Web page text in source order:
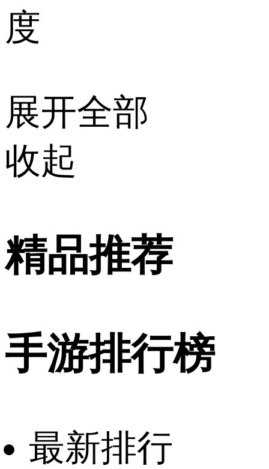
度
展开全部
收起
精品推荐
手游排行榜
最新排行